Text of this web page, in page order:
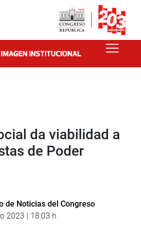
da viabilidad a
de Poder
de Noticias del Congreso
2023 | 18:03 h